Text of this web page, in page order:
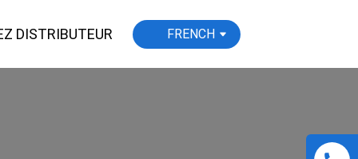
DISTRIBUTEUR FRENCH